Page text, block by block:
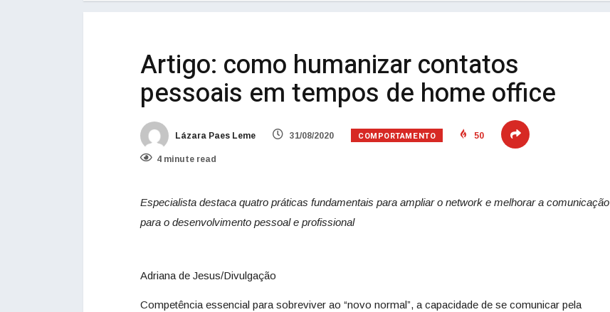
Artigo: como humanizar contatos
pessoais em tempos de home office
Lázara Paes Leme 31/08/2020 COMPORTAMENTO 50
4 minute read
Especialista destaca quatro práticas fundamentais para ampliar o network e melhorar a comunicação
para o desenvolvimento pessoal e profissional
Adriana de Jesus/Divulgação
Competência essencial para sobreviver ao “novo normal”, a capacidade de se comunicar pela